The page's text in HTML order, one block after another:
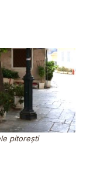
pitorești